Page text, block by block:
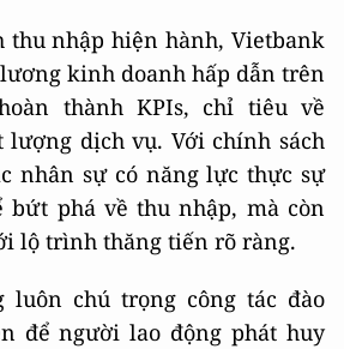
thu nhập hiện hành, Vietbank
kinh doanh hấp dẫn trên
thành KPIs, chỉ tiêu về
lượng dịch vụ. Với chính sách
nhân sự có năng lực thực sự
bứt phá về thu nhập, mà còn
lộ trình thăng tiến rõ ràng.
luôn chú trọng công tác đào
để người lao động phát huy